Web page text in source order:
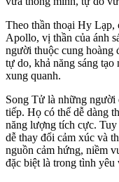
Theo thần thoại Hy Lạp,
Apollo, vị thần của ánh
người thuộc cung hoàng
tự do, khả năng sáng tạo
xung quanh.
Song Tử là những người
tiếp. Họ có thể dễ dàng
năng lượng tích cực.
dễ thay đổi cảm xúc và
nguồn cảm hứng, niềm
đặc biệt là trong tình yêu